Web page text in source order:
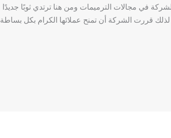
في مجالات الترميمات ومن هنا ترتدي ثوبًا جديدًا
قررت الشركة أن تمنح عملائها الكرام بكل بساطة